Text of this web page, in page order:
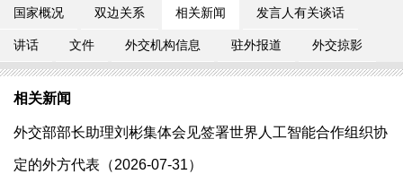
国家概况 双边关系 相关新闻 发言人有关谈话
讲话 文件 外交机构信息 驻外报道 外交掠影
相关新闻
外交部部长助理刘彬集体会见签署世界人工智能合作组织协
定的外方代表（2026-07-31）